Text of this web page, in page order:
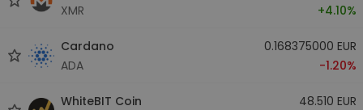
XMR
+4.10%
Cardano
ADA
0.168375000 EUR
-1.20%
WhiteBIT Coin
48.510 EUR